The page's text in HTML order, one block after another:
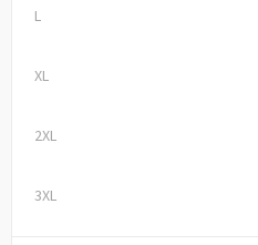
L
XL
2XL
3XL